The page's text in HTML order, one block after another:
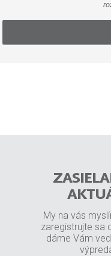
My na vás
zaregistrujte sa
dáme Vám